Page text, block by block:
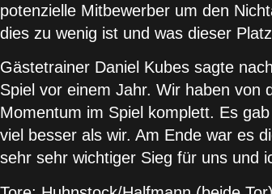
potenzielle Mitbewerber um den
dies zu wenig ist und was dieser
Gästetrainer Daniel Kubes sagte
Spiel vor einem Jahr. Wir haben von
Momentum im Spiel komplett. Es
viel besser als wir. Am Ende war es
sehr sehr wichtiger Sieg für uns und